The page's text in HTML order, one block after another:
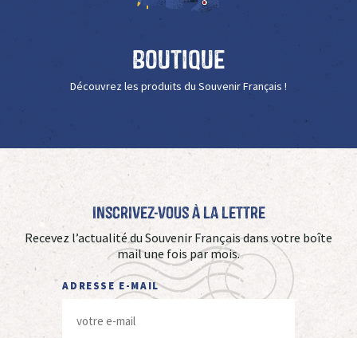
Boutique
Découvrez les produits du Souvenir Français !
Inscrivez-vous à La Lettre
Recevez l’actualité du Souvenir Français dans votre boîte
mail une fois par mois.
ADRESSE E-MAIL